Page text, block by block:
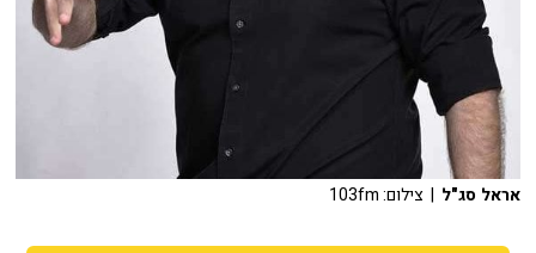
אראל סג"ל | צילום: 103fm